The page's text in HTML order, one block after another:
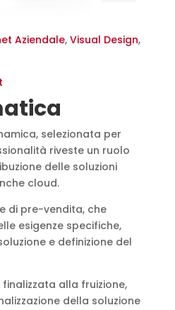
Aziendale, Visual Design,
selezionata per
riveste un ruolo
delle soluzioni
cloud.
di pre-vendita, che
esigenze specifiche,
e definizione del
alla fruizione,
della soluzione